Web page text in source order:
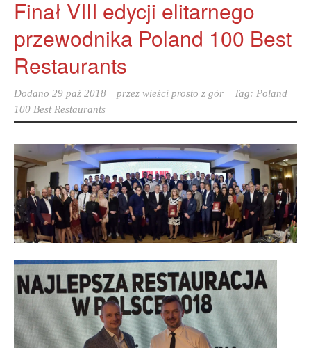
Finał VIII edycji elitarnego
przewodnika Poland 100 Best
Restaurants
Dodano 29 paź 2018 przez wieści prosto z gór Tag: Poland
100 Best Restaurants